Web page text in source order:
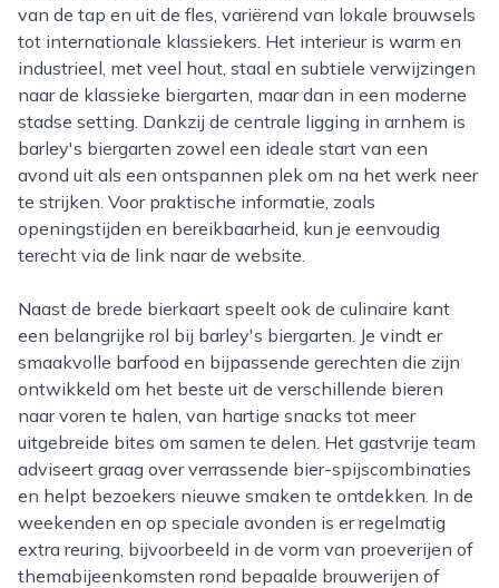
van de tap en uit de fles, variërend van lokale brouwsels
tot internationale klassiekers. Het interieur is warm en
industrieel, met veel hout, staal en subtiele verwijzingen
naar de klassieke biergarten, maar dan in een moderne
stadse setting. Dankzij de centrale ligging in arnhem is
barley's biergarten zowel een ideale start van een
avond uit als een ontspannen plek om na het werk neer
te strijken. Voor praktische informatie, zoals
openingstijden en bereikbaarheid, kun je eenvoudig
terecht via de link naar de website.
Naast de brede bierkaart speelt ook de culinaire kant
een belangrijke rol bij barley's biergarten. Je vindt er
smaakvolle barfood en bijpassende gerechten die zijn
ontwikkeld om het beste uit de verschillende bieren
naar voren te halen, van hartige snacks tot meer
uitgebreide bites om samen te delen. Het gastvrije team
adviseert graag over verrassende bier-spijscombinaties
en helpt bezoekers nieuwe smaken te ontdekken. In de
weekenden en op speciale avonden is er regelmatig
extra reuring, bijvoorbeeld in de vorm van proeverijen of
themabijeenkomsten rond bepaalde brouwerijen of